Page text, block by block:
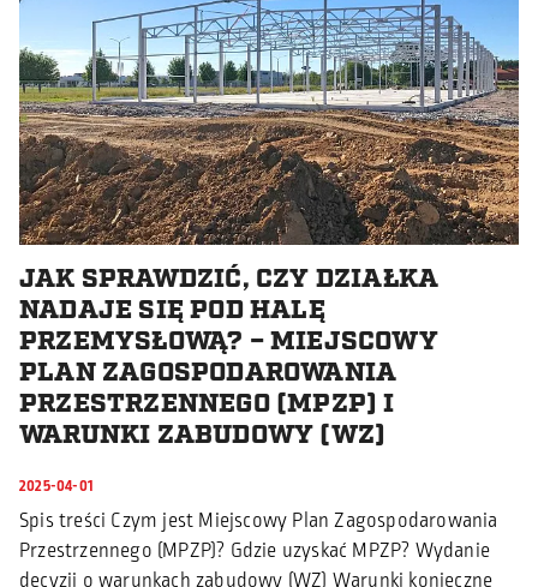
JAK SPRAWDZIĆ, CZY DZIAŁKA
NADAJE SIĘ POD HALĘ
PRZEMYSŁOWĄ? – MIEJSCOWY
PLAN ZAGOSPODAROWANIA
PRZESTRZENNEGO (MPZP) I
WARUNKI ZABUDOWY (WZ)
2025-04-01
Spis treści Czym jest Miejscowy Plan Zagospodarowania
Przestrzennego (MPZP)? Gdzie uzyskać MPZP? Wydanie
decyzji o warunkach zabudowy (WZ) Warunki konieczne